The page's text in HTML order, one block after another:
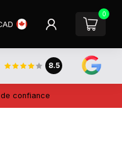
0
8.5
confiance